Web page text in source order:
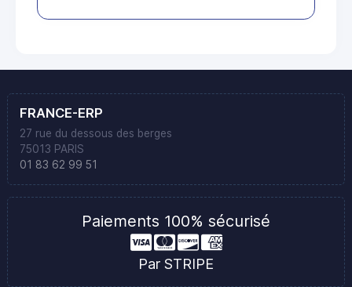
FRANCE-ERP
27 rue du dessous des berges
75013 PARIS
01 83 62 99 51
Paiements 100% sécurisé
Par STRIPE